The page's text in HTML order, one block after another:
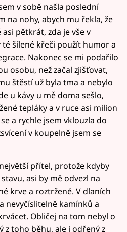
v sobě našla poslední
na nohy, abych mu řekla, že
pětkrát, zda je vše v
té šílené křeči použít humor a
Nakonec se mi podařilo
osobu, než začal zjišťovat,
štěstí už byla tma a nebylo
u kávy u mě doma sešlo,
tepláky a v ruce asi milion
a rychle jsem vklouzla do
v koupelně jsem se
přítel, protože kdyby
asi by mě odvezl na
krve a roztržené. V dlaních
nevyčíslitelně kamínků a
Obličej na tom nebyl o
z toho běhu, ale i odřený z